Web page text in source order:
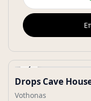
‹
Gallery
Drops Cave
Vothonas